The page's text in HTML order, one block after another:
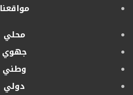
مواقعنا
محلي
جهوي
وطني
دولي